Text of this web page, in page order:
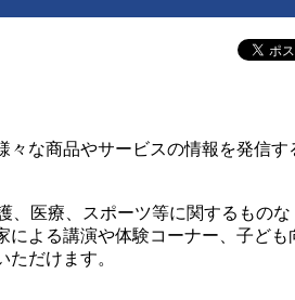
な商品やサービスの情報を発信す
医療、スポーツ等に関するものな
による講演や体験コーナー、子ども
だけます。